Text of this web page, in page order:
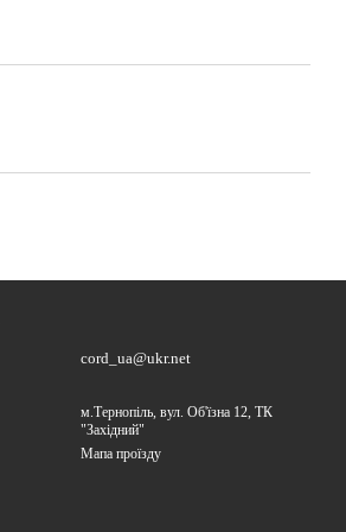
cord_ua@ukr.net
м.Тернопіль, вул. Об'їзна 12, ТК
"Західний"
Мапа проїзду